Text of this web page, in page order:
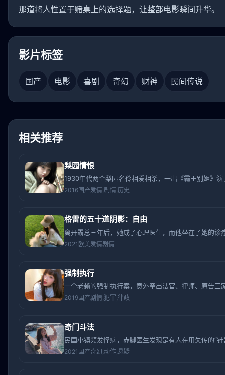
那道将人性置于赌桌上的选择题，让整部电影瞬间升华。
影片标签
国产 电影 喜剧 奇幻 财神 民间传说
相关推荐
梨园情恨
1930年代两个梨园名伶相爱相杀，一出《霸王别姬》
2016国产爱情,剧情,历史
格雷的五十道阴影：自由
离开霸总三年后，她成了心理医生，而他坐在了她的诊
2021 欧美爱情剧情
强制执行
一个老赖的强制执行案，意外牵出法官、律师、原告三
2019国产剧情,犯罪,律政
奇门斗法
民国小镇频发怪病，赤脚医生发现是有人在用失传的“针
2021 国产奇幻,动作,悬疑